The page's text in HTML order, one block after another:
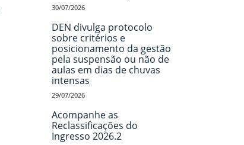
30/07/2026
DEN divulga protocolo
sobre critérios e
posicionamento da gestão
pela suspensão ou não de
aulas em dias de chuvas
intensas
29/07/2026
Acompanhe as
Reclassificações do
Ingresso 2026.2